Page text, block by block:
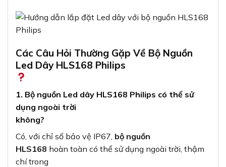
Các Câu Hỏi Thường Gặp Về Bộ Nguồn
Led Dây HLS168 Philips
1. Bộ nguồn Led dây HLS168 Philips có thể sử
dụng ngoài trời
không?
Có, với chỉ số bảo vệ IP67, bộ nguồn
HLS168 hoàn toàn có thể sử dụng ngoài trời, thậm
chí trong